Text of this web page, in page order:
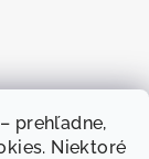
prehľadne,
Niektoré